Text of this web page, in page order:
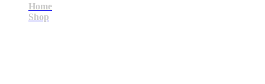
Home
Shop